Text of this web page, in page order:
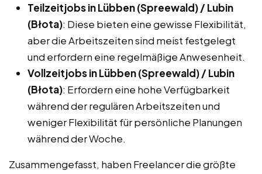
Teilzeitjobs in Lübben (Spreewald) / Lubin
(Błota): Diese bieten eine gewisse Flexibilität,
aber die Arbeitszeiten sind meist festgelegt
und erfordern eine regelmäßige Anwesenheit.
Vollzeitjobs in Lübben (Spreewald) / Lubin
(Błota): Erfordern eine hohe Verfügbarkeit
während der regulären Arbeitszeiten und
weniger Flexibilität für persönliche Planungen
während der Woche.
Zusammengefasst, haben Freelancer die größte